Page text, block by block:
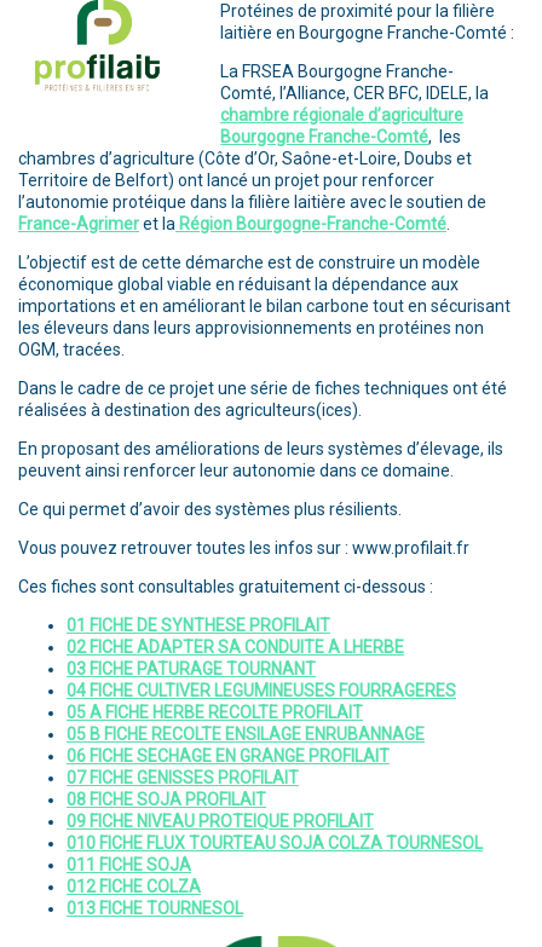
Protéines de proximité pour la filière
laitière en Bourgogne Franche-Comté :
La FRSEA Bourgogne Franche-
Comté, l’Alliance, CER BFC, IDELE, la
chambre régionale d’agriculture
Bourgogne Franche-Comté, les
chambres d’agriculture (Côte d’Or, Saône-et-Loire, Doubs et
Territoire de Belfort) ont lancé un projet pour renforcer
l’autonomie protéique dans la filière laitière avec le soutien de
France-Agrimeret la Région Bourgogne-Franche-Comté.
L’objectif est de cette démarche est de construire un modèle
économique global viable en réduisant la dépendance aux
importations et en améliorant le bilan carbone tout en sécurisant
les éleveurs dans leurs approvisionnements en protéines non
OGM, tracées.
Dans le cadre de ce projet une série de fiches techniques ont été
réalisées à destination des agriculteurs(ices).
En proposant des améliorations de leurs systèmes d’élevage, ils
peuvent ainsi renforcer leur autonomie dans ce domaine.
Ce qui permet d’avoir des systèmes plus résilients.
Vous pouvez retrouver toutes les infos sur : www.profilait.fr
Ces fiches sont consultables gratuitement ci-dessous :
01 FICHE DE SYNTHESE PROFILAIT
02 FICHE ADAPTER SA CONDUITE A LHERBE
03 FICHE PATURAGE TOURNANT
04 FICHE CULTIVER LEGUMINEUSES FOURRAGERES
05 A FICHE HERBE RECOLTE PROFILAIT
05 B FICHE RECOLTE ENSILAGE ENRUBANNAGE
06 FICHE SECHAGE EN GRANGE PROFILAIT
07 FICHE GENISSES PROFILAIT
08 FICHE SOJA PROFILAIT
09 FICHE NIVEAU PROTEIQUE PROFILAIT
010 FICHE FLUX TOURTEAU SOJA COLZA TOURNESOL
011 FICHE SOJA
012 FICHE COLZA
013 FICHE TOURNESOL